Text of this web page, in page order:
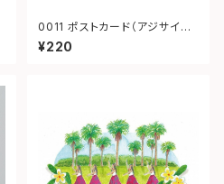
0011 ポストカード（アジサイ御
霊神社）
¥220